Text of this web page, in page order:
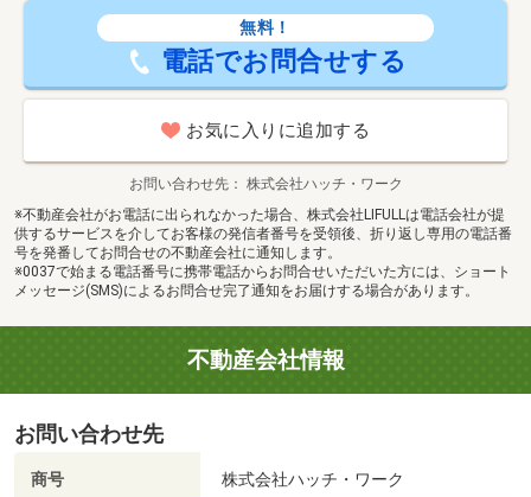
無料！
電話でお問合せする
お気に入りに追加する
お問い合わせ先
株式会社ハッチ・ワーク
※不動産会社がお電話に出られなかった場合、株式会社LIFULLは電話会社が提
供するサービスを介してお客様の発信者番号を受領後、折り返し専用の電話番
号を発番してお問合せの不動産会社に通知します。
※0037で始まる電話番号に携帯電話からお問合せいただいた方には、ショート
メッセージ(SMS)によるお問合せ完了通知をお届けする場合があります。
不動産会社情報
お問い合わせ先
商号 株式会社ハッチ・ワーク